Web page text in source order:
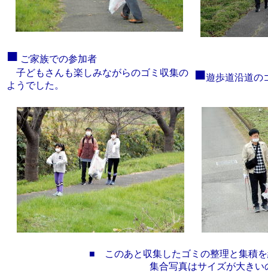
■ ご家族での参加者
子どもさんも楽しみながらのゴミ収集の
ようでした。
■遊歩道沿道の
■ このあと収集したゴミの整理と集積
集合写真はサイズが大き